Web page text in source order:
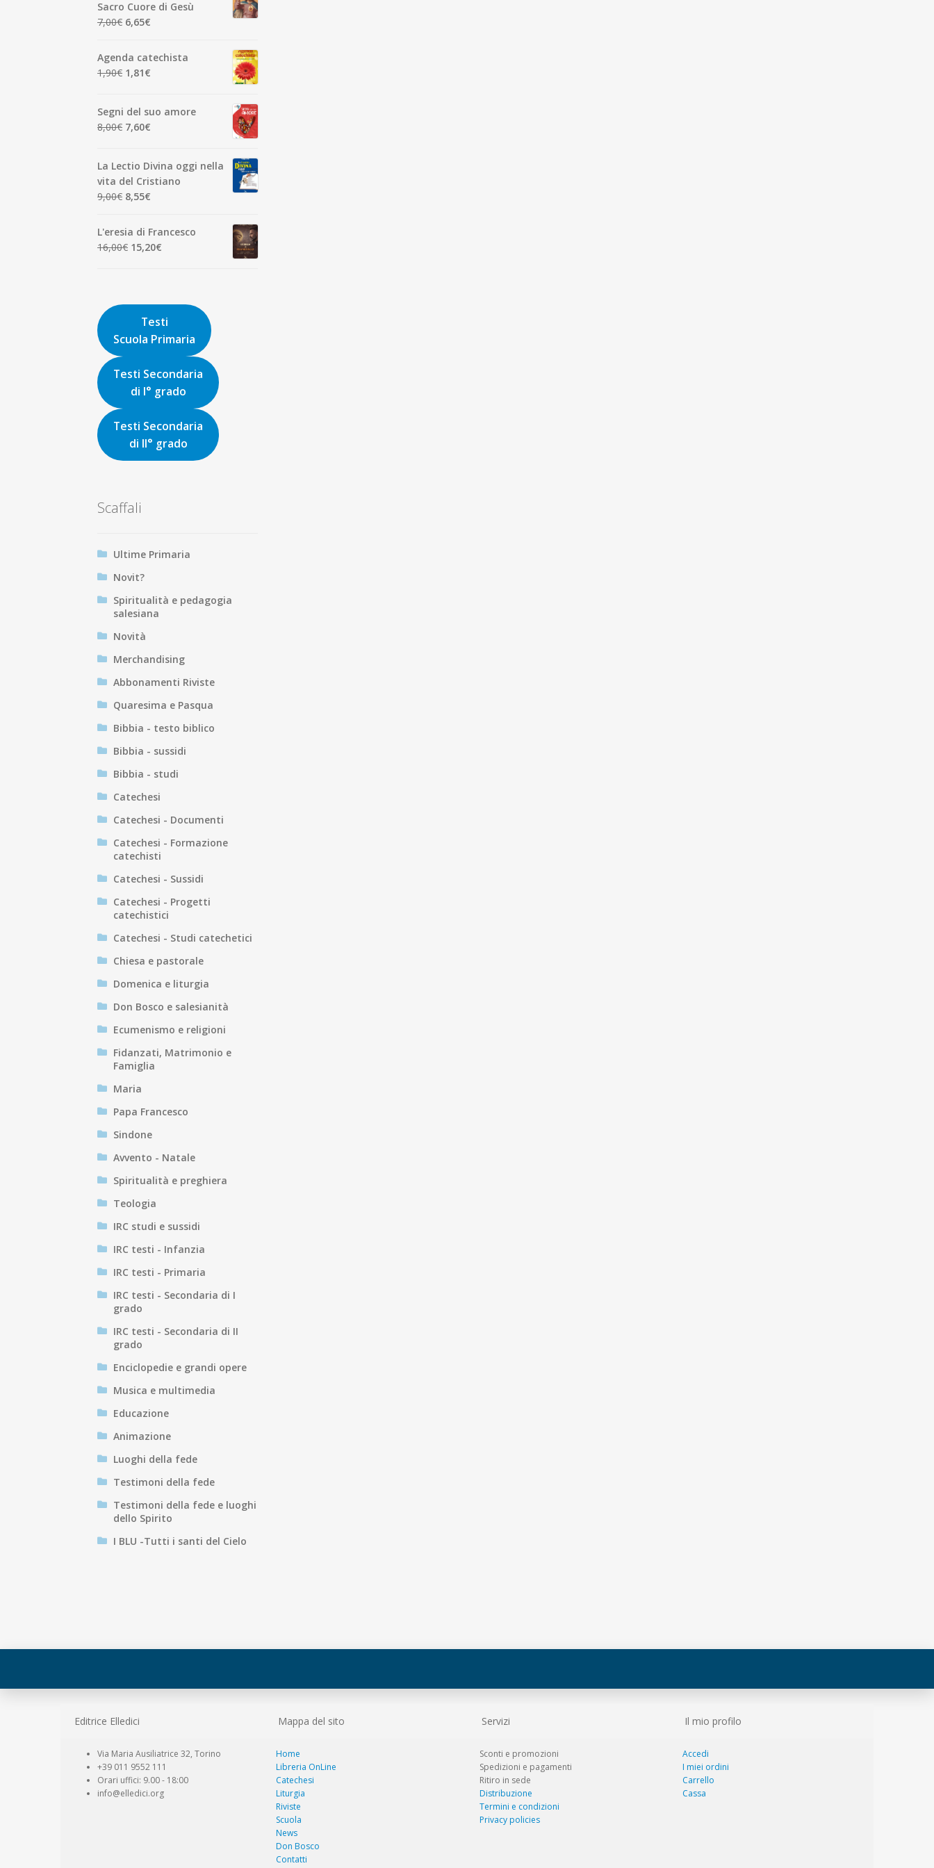
7,00€.
Sacro Cuore di Gesù
7,00€ Il
originale
era:
7,00€.
6,65€
attuale
Agenda catechista
1,90€ Il
era:
1,90€.
1,81€
è:
Segni del suo amore
8,00€ Il
era:
8,00€.
7,60€
è:
7,60€.
La Lectio Divina oggi nella
vita del Cristiano
9,00€ Il
originale
era:
9,00€.
8,55€
attuale
è:
L'eresia di Francesco
16,00€ Il
16,00€.
15,20€
15,20€.
Testi
Scuola Primaria
Testi Secondaria
di I° grado
Testi Secondaria
di II° grado
Scaffali
Ultime Primaria
Novit?
Spiritualità e pedagogia
salesiana
Novità
Merchandising
Abbonamenti Riviste
Quaresima e Pasqua
Bibbia - testo biblico
Bibbia - sussidi
Bibbia - studi
Catechesi
Catechesi - Documenti
Catechesi - Formazione
catechisti
Catechesi - Sussidi
Catechesi - Progetti
catechistici
Catechesi - Studi catechetici
Chiesa e pastorale
Domenica e liturgia
Don Bosco e salesianità
Ecumenismo e religioni
Fidanzati, Matrimonio e
Famiglia
Maria
Papa Francesco
Sindone
Avvento - Natale
Spiritualità e preghiera
Teologia
IRC studi e sussidi
IRC testi - Infanzia
IRC testi - Primaria
IRC testi - Secondaria di I
grado
IRC testi - Secondaria di II
grado
Enciclopedie e grandi opere
Musica e multimedia
Educazione
Animazione
Luoghi della fede
Testimoni della fede
Testimoni della fede e luoghi
dello Spirito
I BLU -Tutti i santi del Cielo
Editrice Elledici Mappa del sito Servizi Il mio profilo
Via Maria Ausiliatrice 32, Torino
+39 011 9552 111
Orari uffici: 9.00 - 18:00
info@elledici.org
Home
Libreria OnLine
Catechesi
Liturgia
Riviste
Scuola
News
Don Bosco
Contatti
Sconti e promozioni
Spedizioni e pagamenti
Ritiro in sede
Distribuzione
Termini e condizioni
Privacy policies
Accedi
I miei ordini
Carrello
Cassa